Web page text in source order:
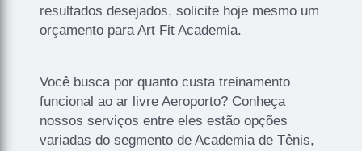
resultados desejados, solicite hoje mesmo um
orçamento para Art Fit Academia.
Você busca por quanto custa treinamento
funcional ao ar livre Aeroporto? Conheça
nossos serviços entre eles estão opções
variadas do segmento de Academia de Tênis,